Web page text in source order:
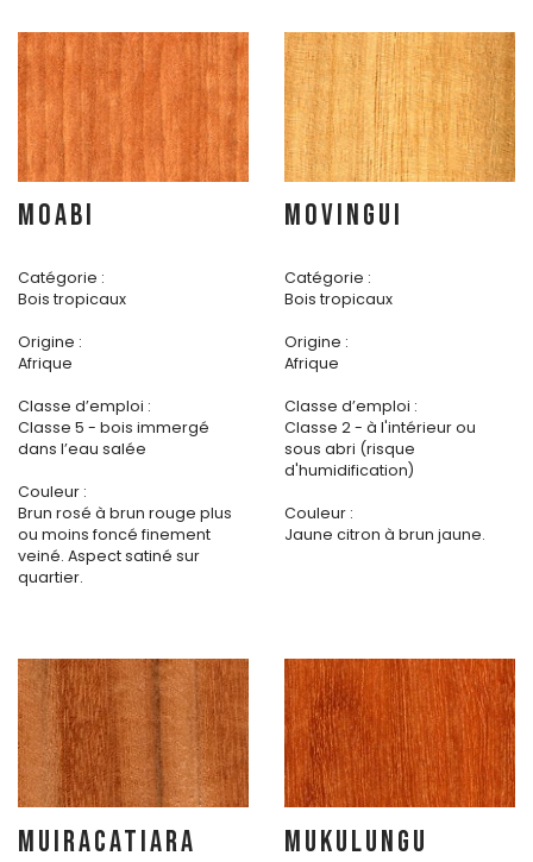
MOABI
Catégorie :
Bois tropicaux
Origine :
Afrique
Classe d’emploi :
Classe 5 - bois immergé
dans l’eau salée
Couleur :
Brun rosé à brun rouge plus
ou moins foncé finement
veiné. Aspect satiné sur
quartier.
MOVINGUI
Catégorie :
Bois tropicaux
Origine :
Afrique
Classe d’emploi :
Classe 2 - à l'intérieur ou
sous abri (risque
d'humidification)
Couleur :
Jaune citron à brun jaune.
MUIRACATIARA MUKULUNGU